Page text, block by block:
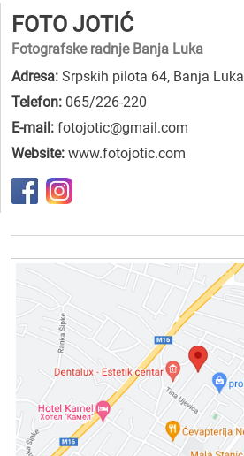
FOTO JOTIĆ
Fotografske radnje Banja Luka
Adresa: Srpskih pilota 64, Banja Luka
Telefon: 065/226-220
E-mail: fotojotic@gmail.com
Website: www.fotojotic.com